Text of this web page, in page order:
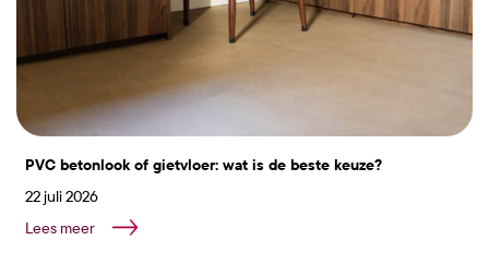
PVC betonlook of gietvloer: wat is de beste keuze?
22 juli 2026
Lees meer